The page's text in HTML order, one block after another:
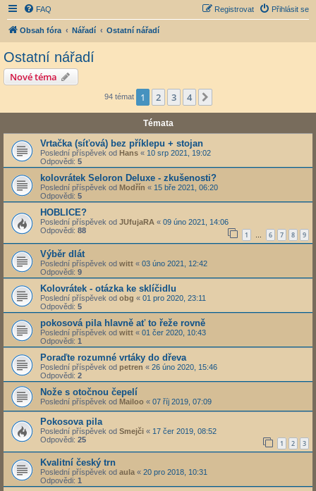
FAQ Přihlásit se
Registrovat
Obsah fóra Nářadí Ostatní nářadí
Ostatní nářadí
Nové téma
94 témat 1 2 3 4
Témata
Vrtačka (síťová) bez příklepu + stojan
Poslední příspěvek od Hans « 10 srp 2021, 19:02
Odpovědi: 5
kolovrátek Seloron Deluxe - zkušenosti?
Poslední příspěvek od Modřín « 15 bře 2021, 06:20
Odpovědi: 5
HOBLICE?
Poslední příspěvek od JUfujaRA « 09 úno 2021, 14:06
Odpovědi: 88 1 … 6 7 8 9
Výběr dlát
Poslední příspěvek od witt « 03 úno 2021, 12:42
Odpovědi: 9
Kolovrátek - otázka ke sklíčidlu
Poslední příspěvek od obg « 01 pro 2020, 23:11
Odpovědi: 5
pokosová pila hlavně ať to řeže rovně
Poslední příspěvek od witt « 01 čer 2020, 10:43
Odpovědi: 1
Poraďte rozumné vrtáky do dřeva
Poslední příspěvek od petren « 26 úno 2020, 15:46
Odpovědi: 2
Nože s otočnou čepelí
Poslední příspěvek od Mailoo « 07 říj 2019, 07:09
Pokosova pila
Poslední příspěvek od Smejči « 17 čer 2019, 08:52
Odpovědi: 25 1 2 3
Kvalitní český trn
Poslední příspěvek od aula « 20 pro 2018, 10:31
Odpovědi: 1